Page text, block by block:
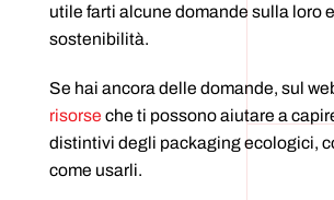
utile farti alcune domande sulla loro
sostenibilità.
Se hai ancora delle domande, sul
risorse che ti possono aiutare a
distintivi degli packaging ecologici,
come usarli.